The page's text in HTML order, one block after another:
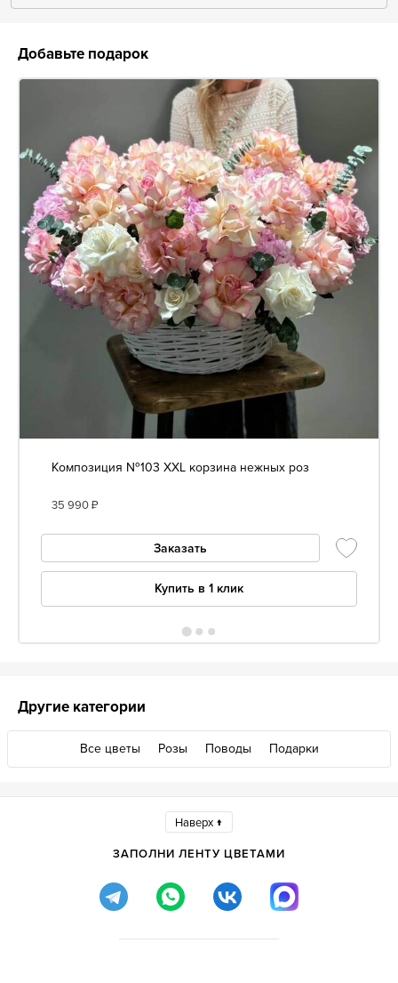
Добавьте подарок
Композиция №103 XXL корзина нежных роз
35 990₽
Заказать
Купить в 1 клик
Другие категории
Все цветы Розы Поводы Подарки
ЗАПОЛНИ ЛЕНТУ ЦВЕТАМИ
Наверх ↑